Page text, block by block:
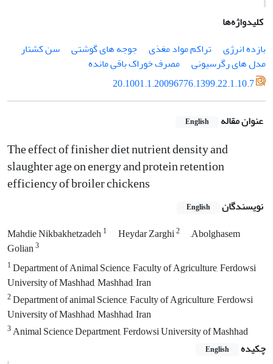
کلیدواژه‌ها
بازده انرژی
تراکم مواد مغذی جوجه های گوشتی
سن کشتار
مدل های رگرسیونی
مصرف خوراک باقی مانده
20.1001.1.20096776.1399.22.1.10.7
عنوان مقاله English
The effect of finisher diet nutrient density and
slaughter age on energy and protein retention
efficiency of broiler chickens
نویسندگان English
Mahdie Nikbakhetzadeh1 Heydar Zarghi2
َAbolghasem
Golian3
1Department of Animal Science, Faculty of Agriculture, Ferdowsi
University of Mashhad, Mashhad, Iran
2Department of animal Science, Faculty of Agriculture, Ferdowsi
University of Mashhad, Mashhad, Iran
3Animal Science Department, Ferdowsi University of Mashhad
چکیده
English